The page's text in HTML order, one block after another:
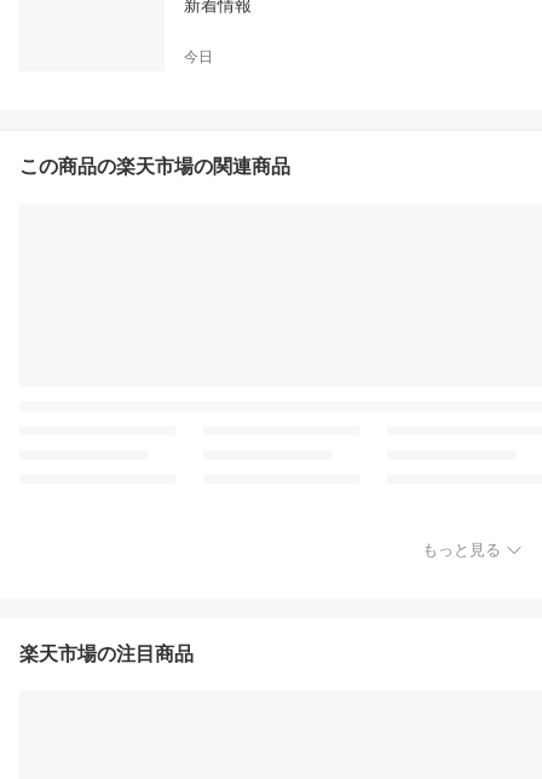
新着情報
今日
この商品の楽天市場の関連商品
もっと見る
楽天市場の注目商品